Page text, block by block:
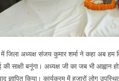
में जिला अध्यक्ष संजय कुमार शर्मा ने कहा अब
साक्षी बनूंगा। अध्यक्ष जी का जब भी आह्वान
ज्ञापित किया। कार्यक्रम में हजारों लोग